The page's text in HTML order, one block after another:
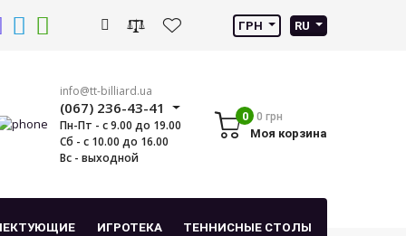
ГРН RU
info@tt-billiard.ua
(067) 236-43-41
Пн-Пт - с 9.00 до 19.00
Сб - с 10.00 до 16.00
Вс - выходной
0 0 грн
Моя корзина
ИГРОТЕКА ТЕННИСНЫЕ СТОЛЫ